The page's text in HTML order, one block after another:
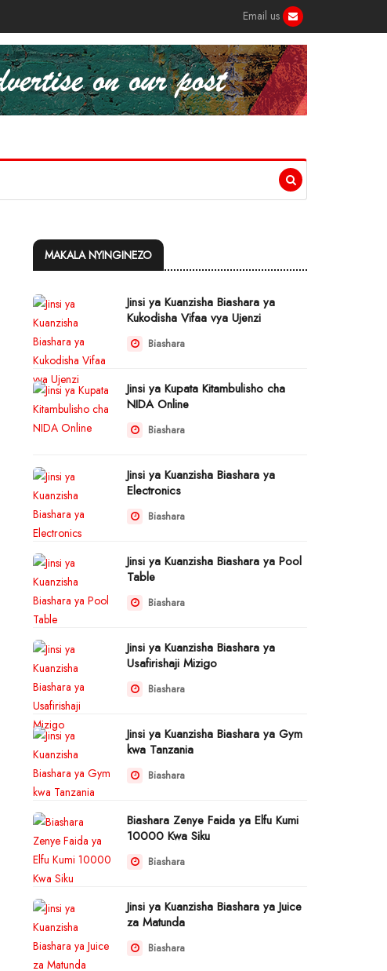
Email us
MAKALA NYINGINEZO
Jinsi ya Kuanzisha Biashara ya
Kukodisha Vifaa vya Ujenzi
Biashara
Jinsi ya Kupata Kitambulisho cha
NIDA Online
Biashara
Jinsi ya Kuanzisha Biashara ya
Electronics
Biashara
Jinsi ya Kuanzisha Biashara ya Pool
Table
Biashara
Jinsi ya Kuanzisha Biashara ya
Usafirishaji Mizigo
Biashara
Jinsi ya Kuanzisha Biashara ya Gym
kwa Tanzania
Biashara
Biashara Zenye Faida ya Elfu Kumi
10000 Kwa Siku
Biashara
Jinsi ya Kuanzisha Biashara ya Juice
za Matunda
Biashara